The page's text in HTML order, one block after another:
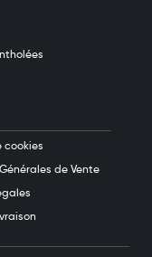
cookies
de Vente